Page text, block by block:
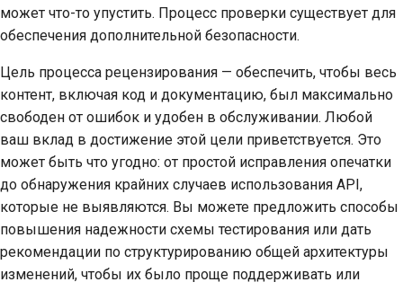
Polski
Русский
தமிழ்
Türkçe
Yкраїнська
Tiếng Việt
中文(简体)
2017
2016
2014
2013
может что-то упустить. Процесс проверки существует для
обеспечения дополнительной безопасности.
Цель процесса рецензирования — обеспечить, чтобы весь
контент, включая код и документацию, был максимально
свободен от ошибок и удобен в обслуживании. Любой
ваш вклад в достижение этой цели приветствуется. Это
может быть что угодно: от простой исправления опечатки
до обнаружения крайних случаев использования API,
которые не выявляются. Вы можете предложить способы
повышения надежности схемы тестирования или дать
рекомендации по структурированию общей архитектуры
изменений, чтобы их было проще поддерживать или